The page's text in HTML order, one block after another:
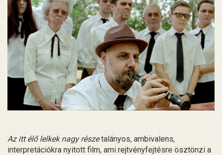
Az itt élő lelkek nagy részetalányos, ambivalens,
interpretációkra nyitott film, ami rejtvényfejtésre ösztönzi a